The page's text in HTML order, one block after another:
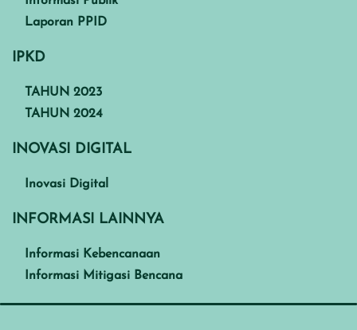
Laporan PPID
IPKD
TAHUN 2023
TAHUN 2024
INOVASI DIGITAL
Inovasi Digital
INFORMASI LAINNYA
Informasi Kebencanaan
Informasi Mitigasi Bencana